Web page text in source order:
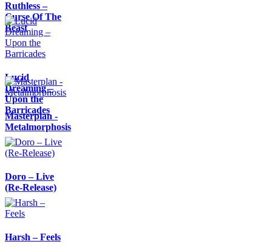
Ruthless –
Curse Of The
Beast
Lucid
Dreaming –
Upon the
Barricades
Masterplan -
Metalmorphosis
Doro – Live
(Re-Release)
Harsh – Feels